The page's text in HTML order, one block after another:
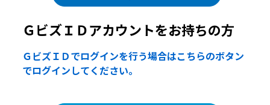
ＧビズＩＤアカウントをお持ちの方
ＧビズＩＤでログインを行う場合はこちらのボタン
でログインしてください。